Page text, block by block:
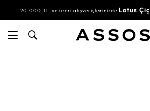
20.000 TL ve üzeri alışverişlerinizde Lotus